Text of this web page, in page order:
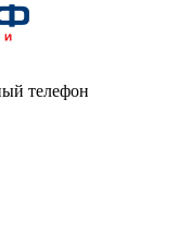
телефон